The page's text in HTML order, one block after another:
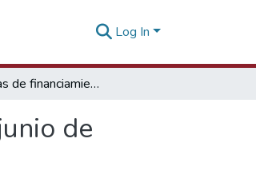
Log In
Alternativas de financiamiento en comercio exterior [24 de junio de 2020]
de